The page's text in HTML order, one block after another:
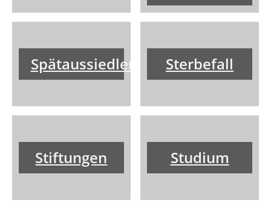
Spätaussiedler Sterbefall
Stiftungen Studium